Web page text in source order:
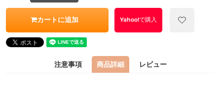
カートに追加 Yahoo!で購入
注意事項 商品詳細 レビュー